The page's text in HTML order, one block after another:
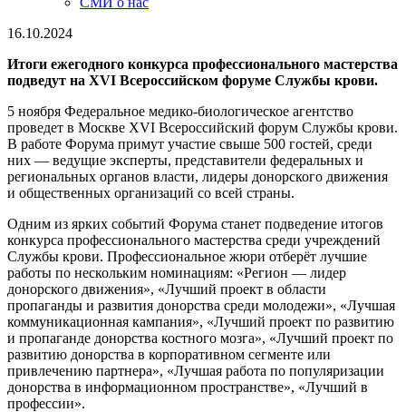
16.10.2024
Итоги ежегодного конкурса профессионального мастерства
подведут на ХVI Всероссийском форуме Службы крови.
5 ноября Федеральное медико-биологическое агентство
проведет в Москве XVI Всероссийский форум Службы крови.
В работе Форума примут участие свыше 500 гостей, среди
них — ведущие эксперты, представители федеральных и
региональных органов власти, лидеры донорского движения
и общественных организаций со всей страны.
Одним из ярких событий Форума станет подведение итогов
конкурса профессионального мастерства среди учреждений
Службы крови. Профессиональное жюри отберёт лучшие
работы по нескольким номинациям: «Регион — лидер
донорского движения», «Лучший проект в области
пропаганды и развития донорства среди молодежи», «Лучшая
коммуникационная кампания», «Лучший проект по развитию
и пропаганде донорства костного мозга», «Лучший проект по
развитию донорства в корпоративном сегменте или
привлечению партнера», «Лучшая работа по популяризации
донорства в информационном пространстве», «Лучший в
профессии».